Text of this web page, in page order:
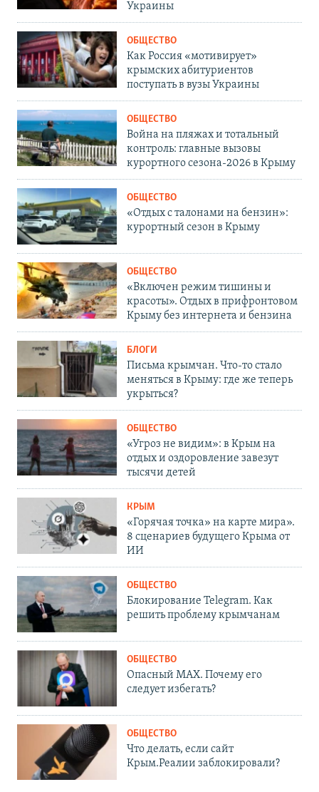
Украины
ОБЩЕСТВО
Как Россия «мотивирует»
крымских абитуриентов
поступать в вузы Украины
ОБЩЕСТВО
Война на пляжах и тотальный
контроль: главные вызовы
курортного сезона-2026 в Крыму
ОБЩЕСТВО
«Отдых с талонами на бензин»:
курортный сезон в Крыму
ОБЩЕСТВО
«Включен режим тишины и
красоты». Отдых в прифронтовом
Крыму без интернета и бензина
БЛОГИ
Письма крымчан. Что-то стало
меняться в Крыму: где же теперь
укрыться?
ОБЩЕСТВО
«Угроз не видим»: в Крым на
отдых и оздоровление завезут
тысячи детей
КРЫМ
«Горячая точка» на карте мира».
8 сценариев будущего Крыма от
ИИ
ОБЩЕСТВО
Блокирование Telegram. Как
решить проблему крымчанам
ОБЩЕСТВО
Опасный MAX. Почему его
следует избегать?
ОБЩЕСТВО
Что делать, если сайт
Крым.Реалии заблокировали?